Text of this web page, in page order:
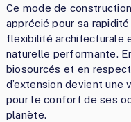
Ce mode de
apprécié pour sa
flexibilité architecturale
naturelle performante.
biosourcés et en
d’extension devient
pour le confort de ses
planète.